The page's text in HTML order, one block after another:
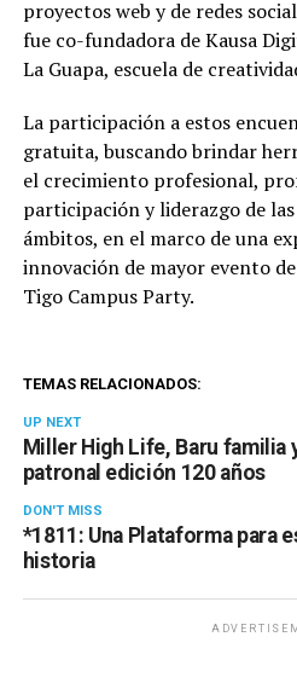
proyectos web y de redes
fue co-fundadora de Kausa
La Guapa, escuela de
La participación a estos
gratuita, buscando brindar
el crecimiento profesional,
participación y liderazgo de
ámbitos, en el marco de una
innovación de mayor evento
Tigo Campus Party.
TEMAS RELACIONADOS:
UP NEXT
Miller High Life, Baru familia
patronal edición 120 años
DON'T MISS
*1811: Una Plataforma para
historia